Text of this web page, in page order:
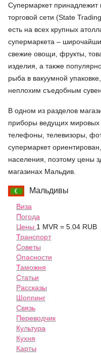
Супермаркет принадлежит
торговой сети (State
есть на всех крупных
супермаркета –
свежие овощи, фрукты,
изделия, а также
рыба в вакуумной
неплохим съедобным
В одном из разделов
приборы ведущих
телефоны, телевизоры,
супермаркет
населения, поэтому цены
магазинах Мальдив.
Мальдивы
Виза
Погода
Цены 1 MVR = 5.04 RUB
Транспорт
Советы
Опасности
Таможня
Статьи
Рассказы
Шоппинг
Связь
Переводчик
Культура
Кухня
Карты